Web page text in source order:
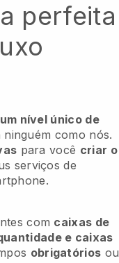
perfeita
nível único de
como nós.
para você criar o
serviços de
com caixas de
e caixas
obrigatórios ou